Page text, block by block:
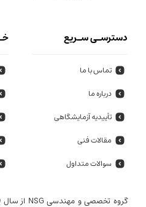
دسترسـی سـریع
تماس با ما
درباره ما
تأییدیه آزمایشگاهی
مقالات فنی
سوالات متداول